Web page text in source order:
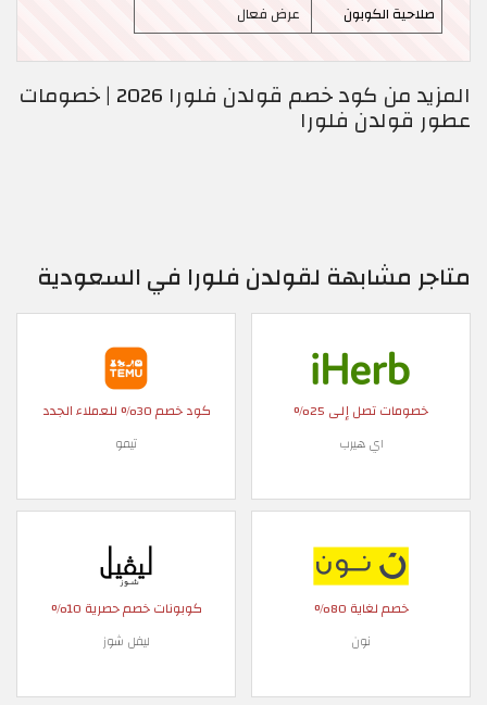
صلاحية الكوبون
عرض فعال
المزيد من كود خصم قولدن فلورا 2026 | خصومات
عطور قولدن فلورا
متاجر مشابهة لقولدن فلورا في السعودية
خصومات تصل إلى 25%
اي هيرب
كود خصم 30% للعملاء الجدد
تيمو
خصم لغاية 80%
نون
كوبونات خصم حصرية 10%
ليفل شوز